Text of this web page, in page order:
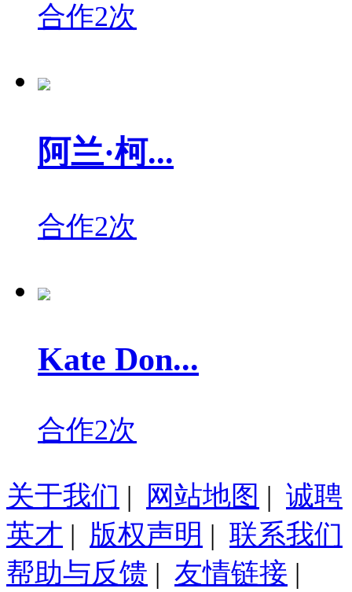
合作2次
阿兰·柯...
合作2次
Kate Don...
合作2次
关于我们 | 网站地图 | 诚聘
英才 | 版权声明 | 联系我们
帮助与反馈 | 友情链接 |